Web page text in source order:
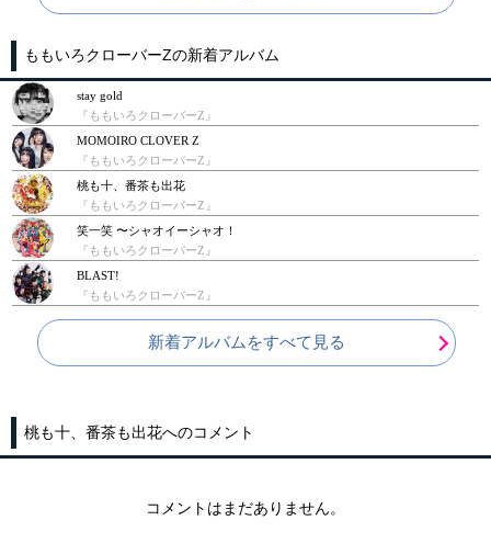
ももいろクローバーZの新着アルバム
stay gold
『ももいろクローバーZ』
MOMOIRO CLOVER Z
『ももいろクローバーZ』
桃も十、番茶も出花
『ももいろクローバーZ』
笑一笑 〜シャオイーシャオ！
『ももいろクローバーZ』
BLAST!
『ももいろクローバーZ』
新着アルバムをすべて見る
桃も十、番茶も出花へのコメント
コメントはまだありません。